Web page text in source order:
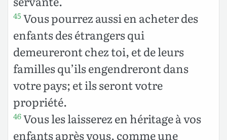
45 Vous pourrez aussi en acheter des
enfants des étrangers qui
demeureront chez toi, et de leurs
familles qu’ils engendreront dans
votre pays; et ils seront votre
propriété.
46Vous les laisserez en héritage à vos
enfants après vous, comme une